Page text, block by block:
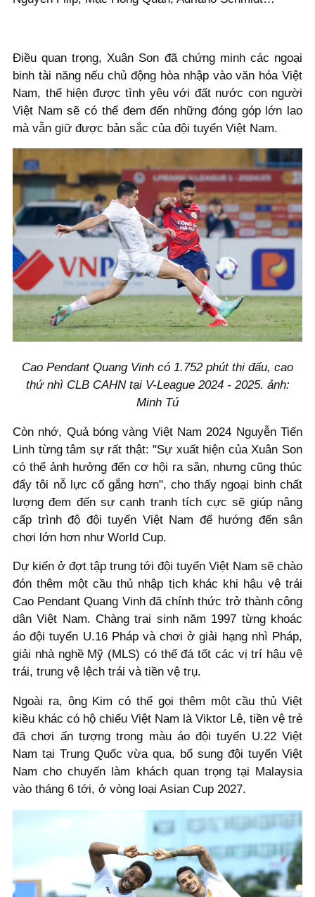
Điều quan trọng, Xuân Son đã chứng minh các ngoại
binh tài năng nếu chủ động hòa nhập vào văn hóa Việt
Nam, thể hiện được tình yêu với đất nước con người
Việt Nam sẽ có thể đem đến những đóng góp lớn lao
mà vẫn giữ được bản sắc của đội tuyển Việt Nam.
Cao Pendant Quang Vinh có 1.752 phút thi đấu, cao
thứ nhì CLB CAHN tại V-League 2024 - 2025. ảnh:
Minh Tú
Còn nhớ, Quả bóng vàng Việt Nam 2024 Nguyễn Tiến
Linh từng tâm sự rất thật: "Sự xuất hiện của Xuân Son
có thể ảnh hưởng đến cơ hội ra sân, nhưng cũng thúc
đẩy tôi nỗ lực cố gắng hơn", cho thấy ngoại binh chất
lượng đem đến sự cạnh tranh tích cực sẽ giúp nâng
cấp trình độ đội tuyển Việt Nam để hướng đến sân
chơi lớn hơn như World Cup.
Dự kiến ở đợt tập trung tới đội tuyển Việt Nam sẽ chào
đón thêm một cầu thủ nhập tịch khác khi hậu vệ trái
Cao Pendant Quang Vinh đã chính thức trở thành công
dân Việt Nam. Chàng trai sinh năm 1997 từng khoác
áo đội tuyển U.16 Pháp và chơi ở giải hạng nhì Pháp,
giải nhà nghề Mỹ (MLS) có thể đá tốt các vị trí hậu vệ
trái, trung vệ lệch trái và tiền vệ trụ.
Ngoài ra, ông Kim có thể gọi thêm một cầu thủ Việt
kiều khác có hộ chiếu Việt Nam là Viktor Lê, tiền vệ trẻ
đã chơi ấn tượng trong màu áo đội tuyển U.22 Việt
Nam tại Trung Quốc vừa qua, bổ sung đội tuyển Việt
Nam cho chuyến làm khách quan trọng tại Malaysia
vào tháng 6 tới, ở vòng loại Asian Cup 2027.